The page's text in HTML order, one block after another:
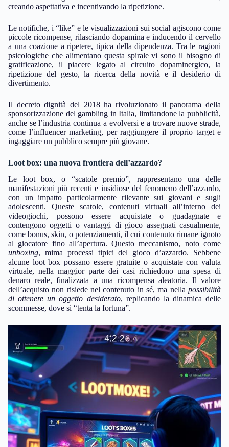
creando aspettativa e incentivando la ripetizione.
Le notifiche, i “like” e le visualizzazioni sui social agiscono come
piccole ricompense, rilasciando dopamina e inducendo il cervello
a una coazione a ripetere, tipica della dipendenza. Tra le ragioni
psicologiche che alimentano questa spirale vi sono il bisogno di
gratificazione, il piacere legato al circuito dopaminergico, la
ripetizione del gesto, la ricerca della novità e il desiderio di
divertimento.
Il decreto dignità del 2018 ha rivoluzionato il panorama della
sponsorizzazione del gambling in Italia, limitandone la pubblicità,
anche se l’industria continua a evolversi e a trovare nuove strade,
come l’influencer marketing, per raggiungere il proprio target e
ingaggiare un pubblico sempre più giovane.
Loot box: una nuova frontiera dell’azzardo?
Le loot box, o “scatole premio”, rappresentano una delle
manifestazioni più recenti e insidiose del fenomeno dell’azzardo,
con un impatto particolarmente rilevante sui giovani e sugli
adolescenti. Queste scatole, contenuti virtuali all’interno dei
videogiochi, possono essere acquistate o guadagnate e
contengono oggetti o vantaggi di gioco assegnati casualmente,
come bonus, skin, o potenziamenti, il cui contenuto rimane ignoto
al giocatore fino all’apertura. Questo meccanismo, noto come
unboxing, mima processi tipici del gioco d’azzardo. Sebbene
alcune loot box possano essere gratuite o acquistate con valuta
virtuale, nella maggior parte dei casi richiedono una spesa di
denaro reale, finalizzata a una ricompensa aleatoria. Il valore
dell’acquisto non risiede nel contenuto in sé, ma nella possibilità
di ottenere un oggetto desiderato, replicando la dinamica delle
scommesse, dove si “tenta la fortuna”.